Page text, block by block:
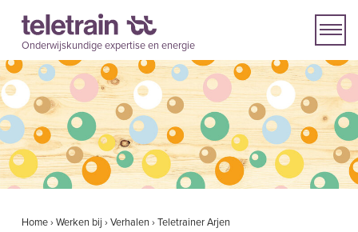
Onderwijskundige expertise en energie
Home›Werken bij ›Verhalen ›Teletrainer Arjen